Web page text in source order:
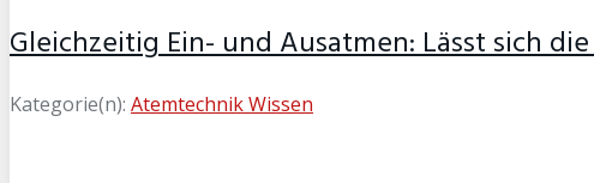
Gleichzeitig Ein- und Ausatmen: Lässt sich
Kategorie(n): Atemtechnik Wissen